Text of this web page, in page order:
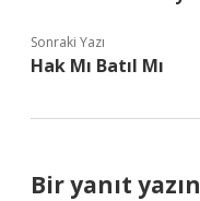
Sonraki Yazı
Hak Mı Batıl Mı
Bir yanıt yazın